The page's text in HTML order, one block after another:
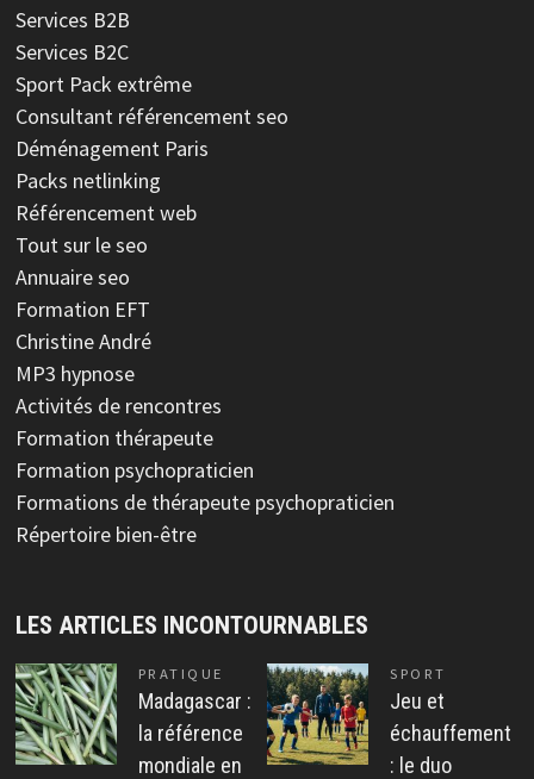
Services B2B
Services B2C
Sport Pack extrême
Consultant référencement seo
Déménagement Paris
Packs netlinking
Référencement web
Tout sur le seo
Annuaire seo
Formation EFT
Christine André
MP3 hypnose
Activités de rencontres
Formation thérapeute
Formation psychopraticien
Formations de thérapeute psychopraticien
Répertoire bien-être
LES ARTICLES INCONTOURNABLES
PRATIQUE
Madagascar :
la référence
mondiale en
SPORT
Jeu et
échauffement
: le duo